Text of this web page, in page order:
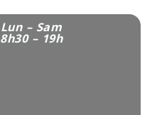
Lun – Sam
8h30 – 19h